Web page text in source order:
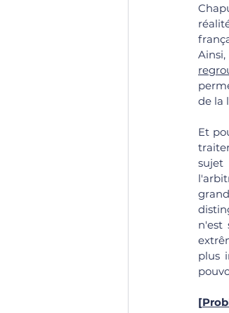
de la
Et
sujet
n'est
plus
[